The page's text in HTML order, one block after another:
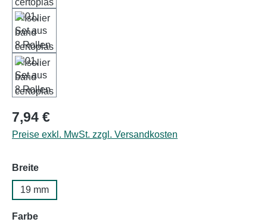
Regulärer Preis:
7,94 €
Preise exkl. MwSt. zzgl. Versandkosten
Breiteauswählen
19 mm
Farbeauswählen